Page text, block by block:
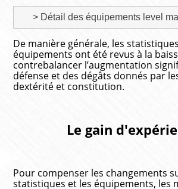
> Détail des équipements level
De manière générale, les
équipements ont été revus à la
contrebalancer l’augmentation
défense et des dégâts donnés par
dextérité et constitution.
Le gain
Pour compenser les changements
statistiques et les équipements, les